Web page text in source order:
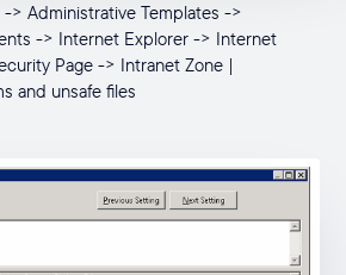
> Administrative Templates ->
-> Internet Explorer -> Internet
Page -> Intranet Zone |
and unsafe files